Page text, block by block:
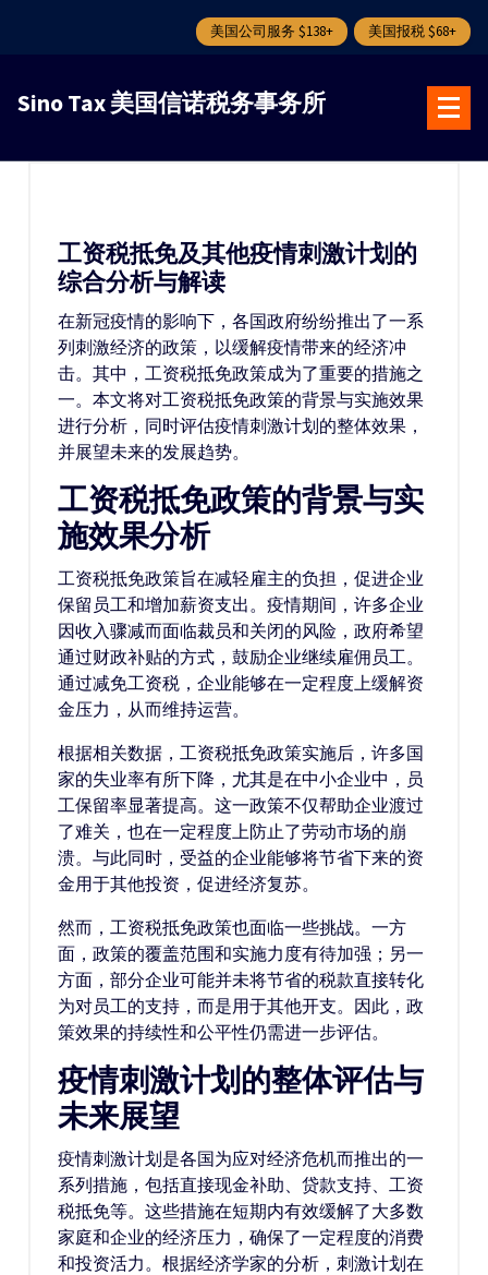
美国公司服务 $138+ 美国报税 $68+
Sino Tax 美国信诺税务事务所
工资税抵免及其他疫情刺激计划的
综合分析与解读
在新冠疫情的影响下，各国政府纷纷推出了一系
列刺激经济的政策，以缓解疫情带来的经济冲
击。其中，工资税抵免政策成为了重要的措施之
一。本文将对工资税抵免政策的背景与实施效果
进行分析，同时评估疫情刺激计划的整体效果，
并展望未来的发展趋势。
工资税抵免政策的背景与实
施效果分析
工资税抵免政策旨在减轻雇主的负担，促进企业
保留员工和增加薪资支出。疫情期间，许多企业
因收入骤减而面临裁员和关闭的风险，政府希望
通过财政补贴的方式，鼓励企业继续雇佣员工。
通过减免工资税，企业能够在一定程度上缓解资
金压力，从而维持运营。
根据相关数据，工资税抵免政策实施后，许多国
家的失业率有所下降，尤其是在中小企业中，员
工保留率显著提高。这一政策不仅帮助企业渡过
了难关，也在一定程度上防止了劳动市场的崩
溃。与此同时，受益的企业能够将节省下来的资
金用于其他投资，促进经济复苏。
然而，工资税抵免政策也面临一些挑战。一方
面，政策的覆盖范围和实施力度有待加强；另一
方面，部分企业可能并未将节省的税款直接转化
为对员工的支持，而是用于其他开支。因此，政
策效果的持续性和公平性仍需进一步评估。
疫情刺激计划的整体评估与
未来展望
疫情刺激计划是各国为应对经济危机而推出的一
系列措施，包括直接现金补助、贷款支持、工资
税抵免等。这些措施在短期内有效缓解了大多数
家庭和企业的经济压力，确保了一定程度的消费
和投资活力。根据经济学家的分析，刺激计划在